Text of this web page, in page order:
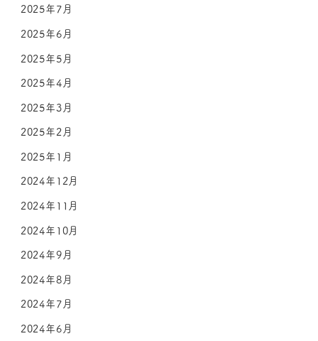
2025年7月
2025年6月
2025年5月
2025年4月
2025年3月
2025年2月
2025年1月
2024年12月
2024年11月
2024年10月
2024年9月
2024年8月
2024年7月
2024年6月